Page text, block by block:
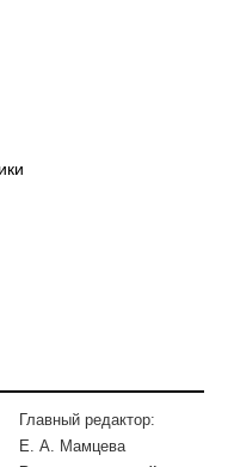
Главный редактор:
Е. А. Мамцева